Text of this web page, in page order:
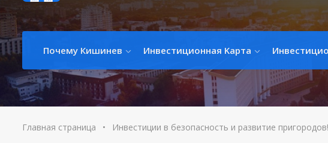
Почему Кишинев Инвестиционная Kарта
Главная страница • Инвестиции в безопасность и развитие пригородов!